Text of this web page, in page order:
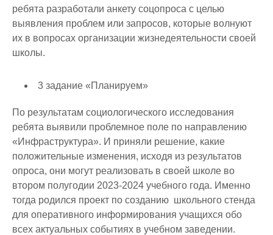
ребята разработали анкету соцопроса с целью
выявления проблем или запросов, которые волнуют
их в вопросах организации жизнедеятельности своей
школы.
3 задание «Планируем»
По результатам социологического исследования
ребята выявили проблемное поле по направлению
«Инфраструктура». И приняли решение, какие
положительные изменения, исходя из результатов
опроса, они могут реализовать в своей школе во
втором полугодии 2023-2024 учебного года. Именно
тогда родился проект по созданию школьного стенда
для оперативного информирования учащихся обо
всех актуальных событиях в учебном заведении.